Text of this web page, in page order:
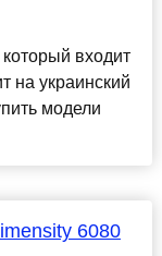
входит
на украинский
модели
6080